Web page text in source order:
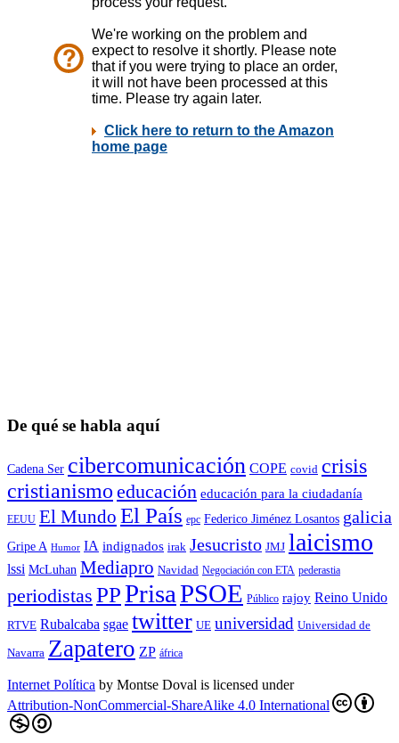
De qué se habla aquí
Cadena Ser cibercomunicación COPE covid crisis
cristianismo educación educación para la ciudadaní­a
EEUU El Mundo El País epc Federico Jiménez Losantos galicia
Gripe A Humor IA indignados irak Jesucristo JMJ laicismo
lssi McLuhan Mediapro Navidad Negociación con ETA pederastia
periodistas PPPrisaPSOE Público rajoy Reino Unido
RTVE Rubalcaba sgae twitter UE universidad Universidad de
Navarra Zapatero ZP áfrica
Internet Política by Montse Doval is licensed under
Attribution-NonCommercial-ShareAlike 4.0 International